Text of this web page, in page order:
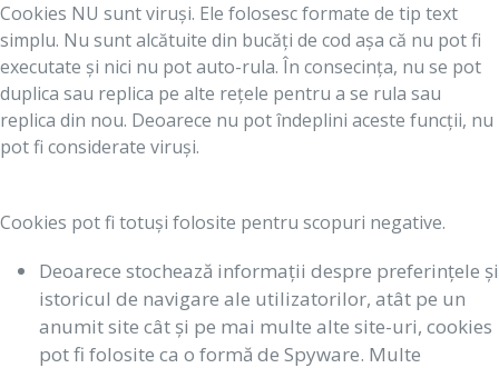
Cookies NU sunt viruși. Ele folosesc formate de tip text
simplu. Nu sunt alcătuite din bucăți de cod așa că nu pot fi
executate și nici nu pot auto-rula. În consecința, nu se pot
duplica sau replica pe alte rețele pentru a se rula sau
replica din nou. Deoarece nu pot îndeplini aceste funcții, nu
pot fi considerate viruși.
Cookies pot fi totuși folosite pentru scopuri negative.
Deoarece stochează informații despre preferințele și
istoricul de navigare ale utilizatorilor, atât pe un
anumit site cât și pe mai multe alte site-uri, cookies
pot fi folosite ca o formă de Spyware. Multe